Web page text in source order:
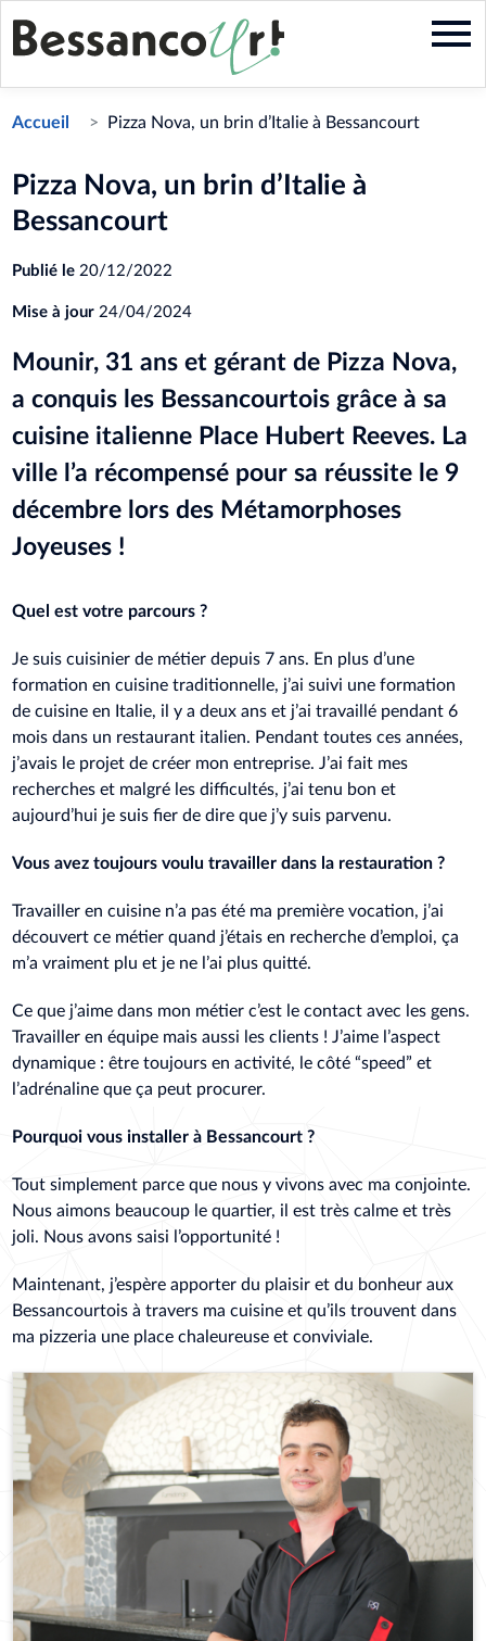
Aller
au
contenu
Accueil Pizza Nova, un brin d’Italie à Bessancourt
Pizza Nova, un brin d’Italie à
Bessancourt
Publié le 20/12/2022
Mise à jour 24/04/2024
Mounir, 31 ans et gérant de Pizza Nova,
a conquis les Bessancourtois grâce à sa
cuisine italienne Place Hubert Reeves. La
ville l’a récompensé pour sa réussite le 9
décembre lors des Métamorphoses
Joyeuses !
Quel est votre parcours ?
Je suis cuisinier de métier depuis 7 ans. En plus d’une
formation en cuisine traditionnelle, j’ai suivi une formation
de cuisine en Italie, il y a deux ans et j’ai travaillé pendant 6
mois dans un restaurant italien. Pendant toutes ces années,
j’avais le projet de créer mon entreprise. J’ai fait mes
recherches et malgré les difficultés, j’ai tenu bon et
aujourd’hui je suis fier de dire que j’y suis parvenu.
Vous avez toujours voulu travailler dans la restauration ?
Travailler en cuisine n’a pas été ma première vocation, j’ai
découvert ce métier quand j’étais en recherche d’emploi, ça
m’a vraiment plu et je ne l’ai plus quitté.
Ce que j’aime dans mon métier c’est le contact avec les gens.
Travailler en équipe mais aussi les clients ! J’aime l’aspect
dynamique : être toujours en activité, le côté “speed” et
l’adrénaline que ça peut procurer.
Pourquoi vous installer à Bessancourt ?
Tout simplement parce que nous y vivons avec ma conjointe.
Nous aimons beaucoup le quartier, il est très calme et très
joli. Nous avons saisi l’opportunité !
Maintenant, j’espère apporter du plaisir et du bonheur aux
Bessancourtois à travers ma cuisine et qu’ils trouvent dans
ma pizzeria une place chaleureuse et conviviale.